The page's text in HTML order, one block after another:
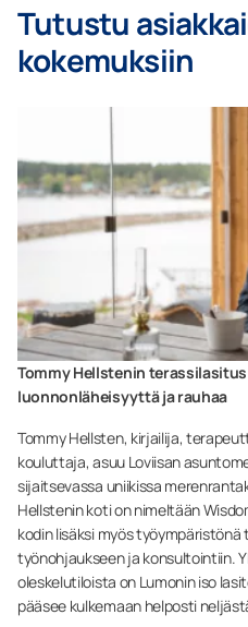
Tutustu
kokemuksiin
Tommy Hellstenin terassilasitus
luonnonläheisyyttä ja rauhaa
Tommy Hellsten, kirjailija,
kouluttaja, asuu Loviisan
sijaitsevassa uniikissa
Hellstenin koti on nimeltään
kodin lisäksi myös työympäristönä
työnohjaukseen ja konsultointiin.
oleskelutiloista on Lumonin iso
pääsee kulkemaan helposti